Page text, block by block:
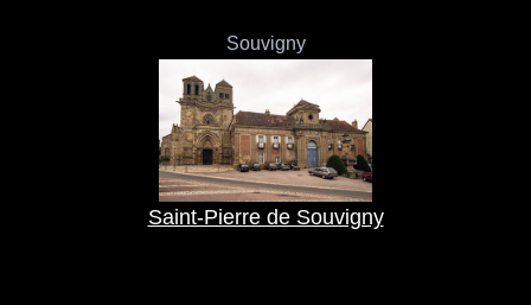
Souvigny
Saint-Pierre de Souvigny